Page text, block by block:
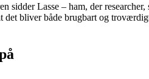
sidder Lasse – ham, der
det bliver både brugbart og